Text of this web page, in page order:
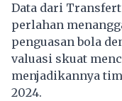
Data dari
perlahan
penguasan bola
valuasi skuat
menjadikannya
2024.